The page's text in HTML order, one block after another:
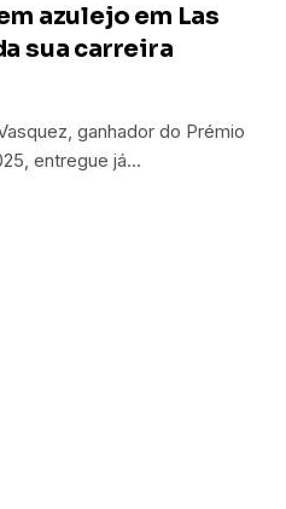
azulejo em Las
sua carreira
ganhador do Prémio
entregue já…